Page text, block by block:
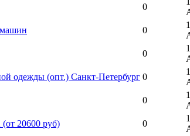
0
машин 0
0
одежды (опт.) Санкт-Петербург 0
0
20600 руб) 0